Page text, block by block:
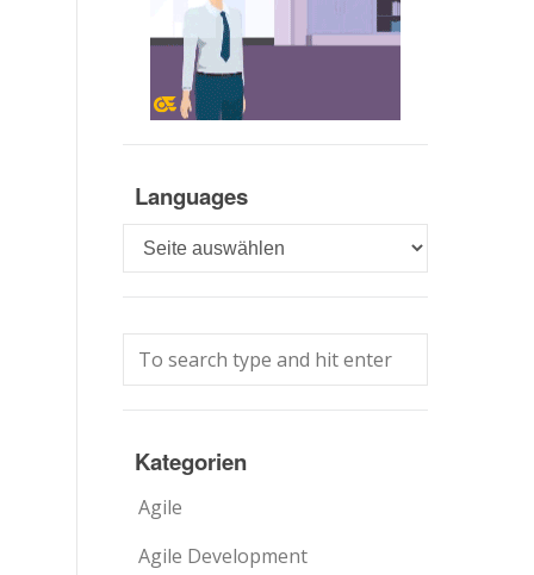
Languages
Languages
Kategorien
Agile
Agile Development